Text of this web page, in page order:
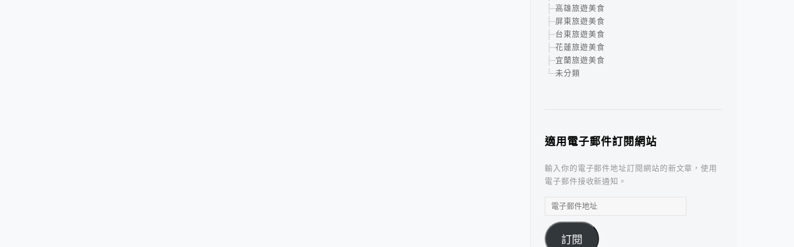
高雄旅遊美食
屏東旅遊美食
台東旅遊美食
花蓮旅遊美食
宜蘭旅遊美食
未分類
適用電子郵件訂閱網站
輸入你的電子郵件地址訂閱網站的新文章，使用
電子郵件接收新通知。
電
郵
件
訂閱